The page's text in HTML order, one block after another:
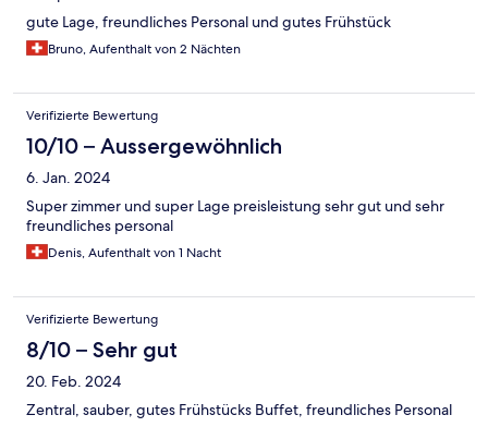
gute Lage, freundliches Personal und gutes Frühstück
Bruno, Aufenthalt von 2 Nächten
Verifizierte Bewertung
10/10 – Aussergewöhnlich
6. Jan. 2024
Super zimmer und super Lage preisleistung sehr gut und sehr
freundliches personal
Denis, Aufenthalt von 1 Nacht
Verifizierte Bewertung
8/10 – Sehr gut
20. Feb. 2024
Zentral, sauber, gutes Frühstücks Buffet, freundliches Personal